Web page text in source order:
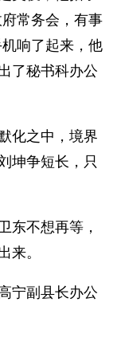
常务会，有事
响了起来，他
了秘书科办公
化之中，境界
坤争短长，只
东不想再等，
来。
宁副县长办公